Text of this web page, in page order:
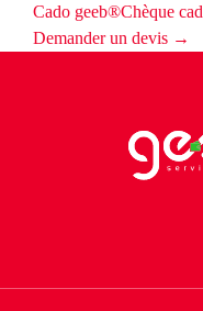
Cado geeb®Chèque
Demander un devis →